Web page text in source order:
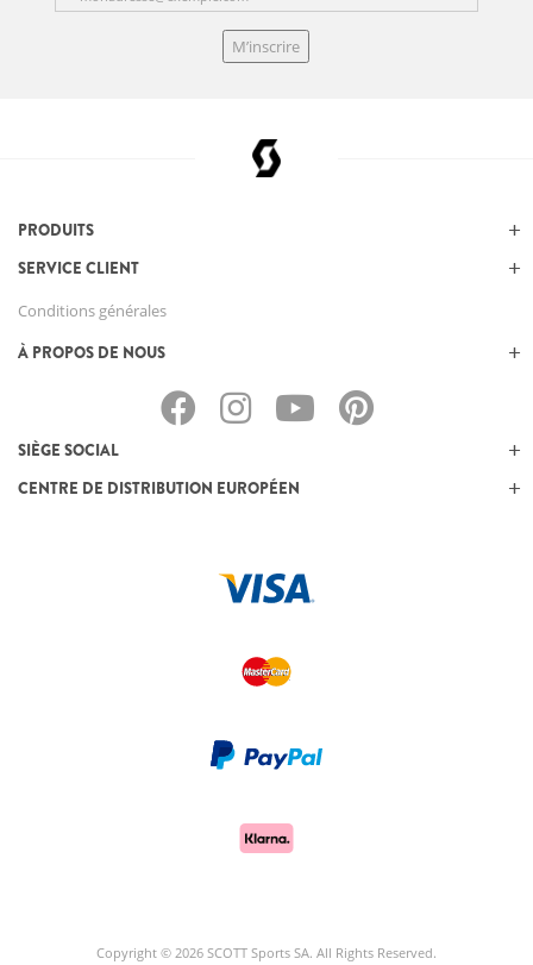
M’inscrire
PRODUITS
SERVICE CLIENT
Conditions générales
À PROPOS DE NOUS
SIÈGE SOCIAL
CENTRE DE DISTRIBUTION EUROPÉEN
Copyright © 2026 SCOTT Sports SA. All Rights Reserved.